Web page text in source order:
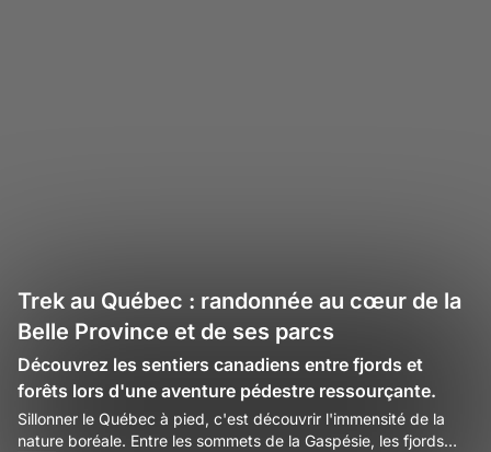
Trek au Québec : randonnée au cœur de la
Belle Province et de ses parcs
Découvrez les sentiers canadiens entre fjords et
forêts lors d'une aventure pédestre ressourçante.
Sillonner le Québec à pied, c'est découvrir l'immensité de la
nature boréale. Entre les sommets de la Gaspésie, les fjords